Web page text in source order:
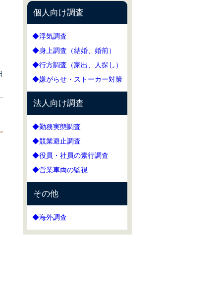
個人向け調査
◆浮気調査
◆身上調査（結婚、婚前）
◆行方調査（家出、人探し）
◆嫌がらせ・ストーカー対策
法人向け調査
◆勤務実態調査
◆競業避止調査
◆役員・社員の素行調査
◆営業車両の監視
その他
◆海外調査